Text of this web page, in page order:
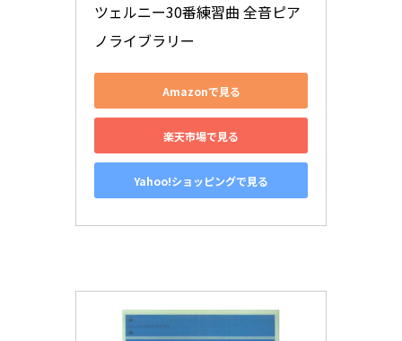
ツェルニー30番練習曲 全音ピア
ノライブラリー
Amazonで見る
楽天市場で見る
Yahoo!ショッピングで見る